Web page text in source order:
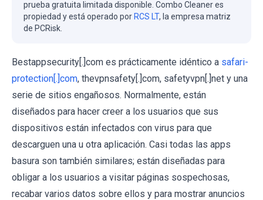
prueba gratuita limitada disponible. Combo Cleaner es
propiedad y está operado por RCS LT, la empresa matriz
de PCRisk.
Bestappsecurity[.]com es prácticamente idéntico a safari-
protection[.]com, thevpnsafety[.]com, safetyvpn[.]net y una
serie de sitios engañosos. Normalmente, están
diseñados para hacer creer a los usuarios que sus
dispositivos están infectados con virus para que
descarguen una u otra aplicación. Casi todas las apps
basura son también similares; están diseñadas para
obligar a los usuarios a visitar páginas sospechosas,
recabar varios datos sobre ellos y para mostrar anuncios